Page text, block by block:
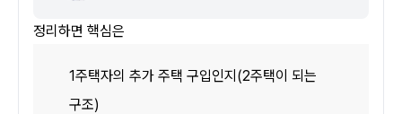
정리하면 핵심은
1주택자의 추가 주택 구입인지(2주택이 되는
구조)